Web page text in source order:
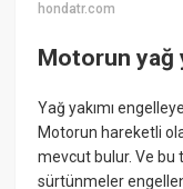
hondatr.com
Motorun yağ
Yağ yakımı
Motorun hareketli
mevcut bulur. Ve bu
sürtünmeler